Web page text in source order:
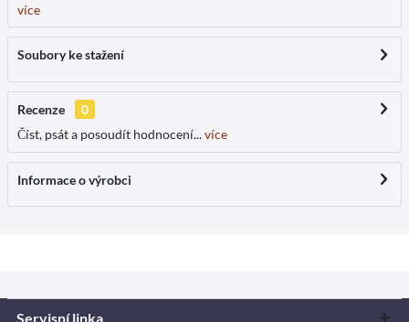
více
Soubory ke stažení
Recenze
0
Číst, psát a posoudít hodnocení...více
Informace o výrobci
Servisní linka